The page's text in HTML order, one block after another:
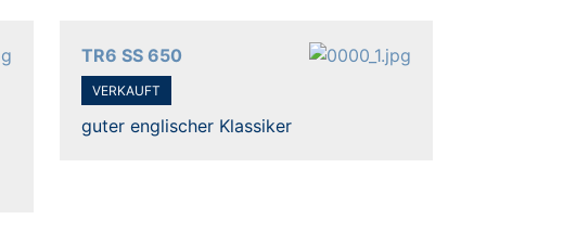
TR6 SS 650
VERKAUFT
guter englischer Klassiker